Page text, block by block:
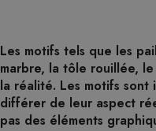
Les motifs tels que les
marbre, la tôle rouillée,
la réalité. Les motifs sont
différer de leur aspect
pas des éléments